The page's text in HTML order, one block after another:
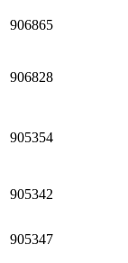
906865
906828
905354
905342
905347